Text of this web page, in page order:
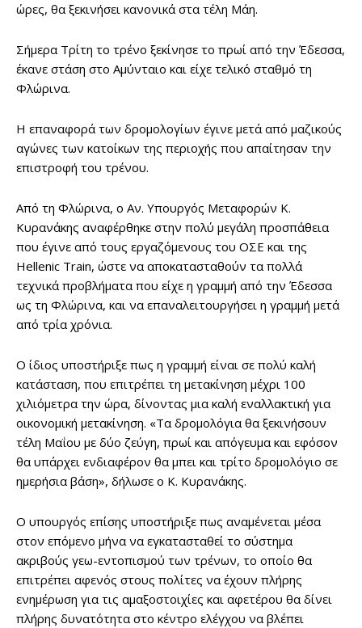
ώρες, θα ξεκινήσει κανονικά στα τέλη Μάη.
Σήμερα Τρίτη το τρένο ξεκίνησε το πρωί από την Έδεσσα,
έκανε στάση στο Αμύνταιο και είχε τελικό σταθμό τη
Φλώρινα.
Η επαναφορά των δρομολογίων έγινε μετά από μαζικούς
αγώνες των κατοίκων της περιοχής που απαίτησαν την
επιστροφή του τρένου.
Από τη Φλώρινα, ο Αν. Υπουργός Μεταφορών Κ.
Κυρανάκης αναφέρθηκε στην πολύ μεγάλη προσπάθεια
που έγινε από τους εργαζόμενους του ΟΣΕ και της
Hellenic Train, ώστε να αποκατασταθούν τα πολλά
τεχνικά προβλήματα που είχε η γραμμή από την Έδεσσα
ως τη Φλώρινα, και να επαναλειτουργήσει η γραμμή μετά
από τρία χρόνια.
Ο ίδιος υποστήριξε πως η γραμμή είναι σε πολύ καλή
κατάσταση, που επιτρέπει τη μετακίνηση μέχρι 100
χιλιόμετρα την ώρα, δίνοντας μια καλή εναλλακτική για
οικονομική μετακίνηση. «Τα δρομολόγια θα ξεκινήσουν
τέλη Μαΐου με δύο ζεύγη, πρωί και απόγευμα και εφόσον
θα υπάρχει ενδιαφέρον θα μπει και τρίτο δρομολόγιο σε
ημερήσια βάση», δήλωσε ο Κ. Κυρανάκης.
Ο υπουργός επίσης υποστήριξε πως αναμένεται μέσα
στον επόμενο μήνα να εγκατασταθεί το σύστημα
ακριβούς γεω-εντοπισμού των τρένων, το οποίο θα
επιτρέπει αφενός στους πολίτες να έχουν πλήρης
ενημέρωση για τις αμαξοστοιχίες και αφετέρου θα δίνει
πλήρης δυνατότητα στο κέντρο ελέγχου να βλέπει